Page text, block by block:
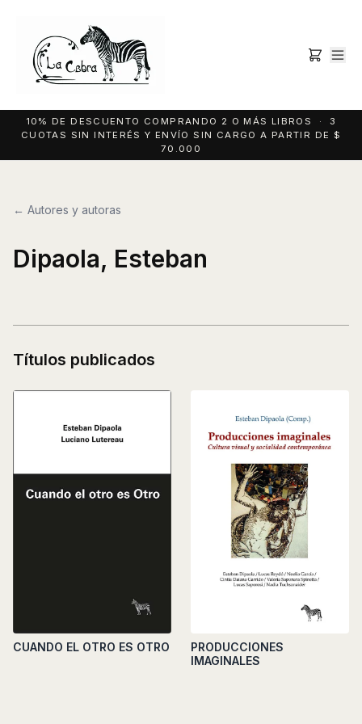
10% DE DESCUENTO COMPRANDO 2 O MÁS LIBROS · 3
CUOTAS SIN INTERÉS Y ENVÍO SIN CARGO A PARTIR DE $
70.000
← Autores y autoras
Dipaola, Esteban
Títulos publicados
CUANDO EL OTRO ES OTRO
PRODUCCIONES
IMAGINALES